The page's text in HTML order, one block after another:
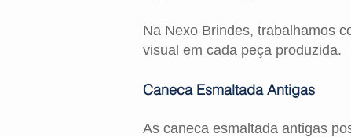
Na Nexo Brindes, trabalhamos
visual em cada peça produzida.
Caneca Esmaltada Antigas
As caneca esmaltada antigas